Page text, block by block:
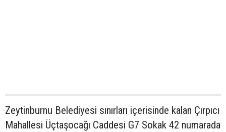
Zeytinburnu Belediyesi sınırları içerisinde kalan Çırpıcı
Mahallesi Üçtaşocağı Caddesi G7 Sokak 42 numarada